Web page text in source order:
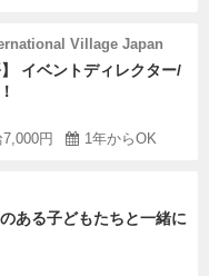
Village Japan
イベントディレクター/
7,000円 1年からOK
ある子どもたちと一緒に